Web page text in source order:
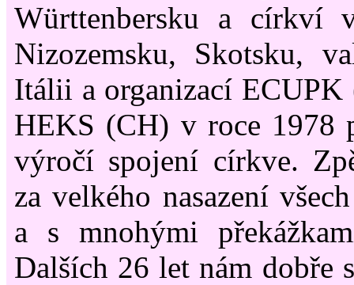
Württenbersku a církví
Nizozemsku, Skotsku,
Itálii a organizací
HEKS (CH) v roce 1978
výročí spojení církve.
za velkého nasazení
a s mnohými
Dalších 26 let nám dobře